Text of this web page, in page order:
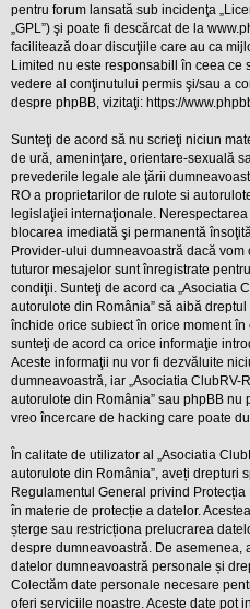
l
o
d
e
r
u
o
t
s
a
u
t
r
u
l
o
t
e
d
i
n
R
a
n
i
a
pentru forum lansată sub incidenţa „
„GPL”) şi poate fi descărcat de la
facilitează doar discuţiile care au ca
Limited nu este responsabill în ceea ce
vedere al conţinutului permis şi/sau a
despre phpBB, vizitaţi: https://
Sunteţi de acord să nu scrieţi niciun
de ură, ameninţare, orientare-sexuală
prevederile legale ale ţării
RO a proprietarilor de rulote si
legislaţiei internaţionale.
blocarea imediată şi permanentă
Provider-ului dumneavoastră dacă
tuturor mesajelor sunt înregistrate
condiţii. Sunteţi de acord ca „Asociatia
autorulote din România” să aibă
închide orice subiect în orice moment
sunteţi de acord ca orice informaţie
Aceste informaţii nu vor fi dezvăluite
dumneavoastră, iar „Asociatia ClubRV-
autorulote din România” sau phpBB
vreo încercare de hacking care poate
În calitate de utilizator al „Asociatia
autorulote din România”, aveți drepturi
Regulamentul General privind
în materie de protecție a datelor.
șterge sau restricționa prelucrarea
despre dumneavoastră. De asemenea,
datelor dumneavoastră personale și
Colectăm date personale necesare
oferi serviciile noastre. Aceste date pot